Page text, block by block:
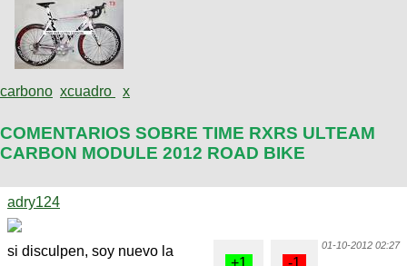
carbono xcuadro x
COMENTARIOS SOBRE TIME RXRS ULTEAM
CARBON MODULE 2012 ROAD BIKE
adry124
01-10-2012 02:27
si disculpen, soy nuevo la